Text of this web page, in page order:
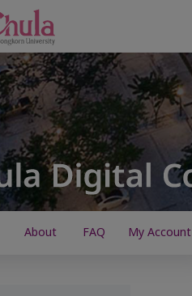
About FAQ My Account